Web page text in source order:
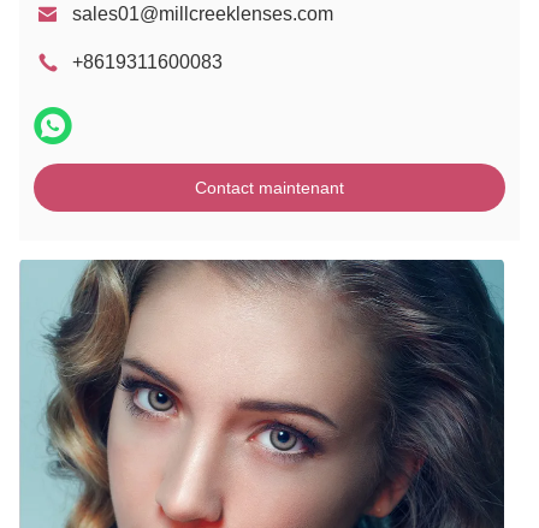
sales01@millcreeklenses.com
+8619311600083
Contact maintenant